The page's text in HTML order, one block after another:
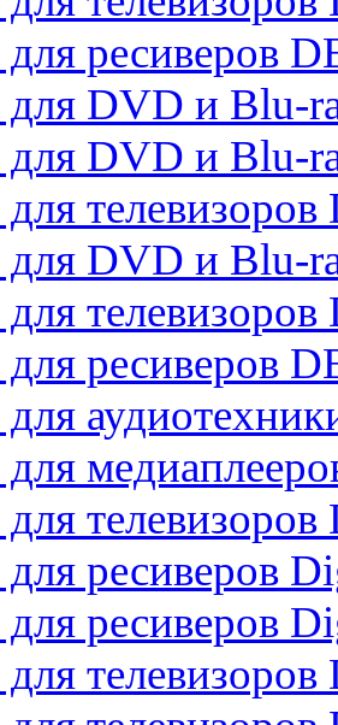
ресиверов
DVD и Blu-
DVD и Blu-
для DVD и Blu-
телевизоров
ресиверов
телевизоров
ресиверов
ресиверов